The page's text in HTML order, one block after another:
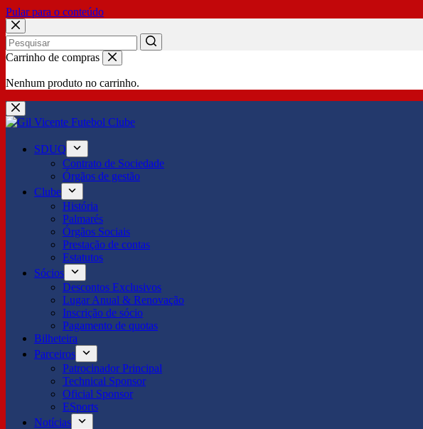
Pular para o conteúdo
No
Carrinho de compras
Nenhum produto no carrinho.
SDUQ
Contrato de Sociedade
Órgãos de gestão
Clube
História
Palmarés
Órgãos Sociais
Prestação de contas
Estatutos
Sócios
Descontos Exclusivos
Lugar Anual & Renovação
Inscrição de sócio
Pagamento de quotas
Bilheteira
Parceiros
Patrocinador Principal
Technical Sponsor
Oficial Sponsor
ESports
Notícias